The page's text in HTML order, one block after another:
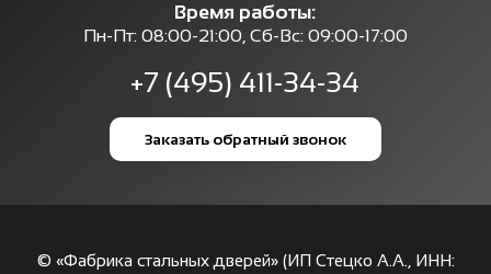
Время работы:
Пн-Пт: 08:00-21:00, Сб-Вс: 09:00-17:00
+7 (495) 411-34-34
Заказать обратный звонок
© «Фабрика стальных дверей» (ИП Стецко А.А., ИНН: